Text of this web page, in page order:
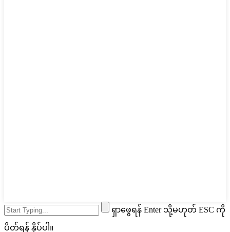
ရှာဖွေရန် Enter သို့မဟုတ် ESC ကို
ပိတ်ရန် နှိပ်ပါ။